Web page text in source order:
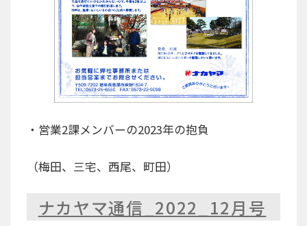
・営業2課メンバーの2023年の抱負
（梅田、三宅、西尾、町田）
ナカヤマ通信_2022_12月号